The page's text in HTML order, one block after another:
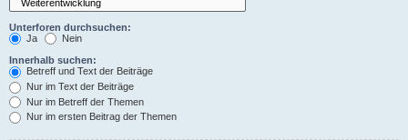
Unterforen durchsuchen:
Ja
Nein
Innerhalb suchen:
Betreff und Text der Beiträge
Nur im Text der Beiträge
Nur im Betreff der Themen
Nur im ersten Beitrag der Themen